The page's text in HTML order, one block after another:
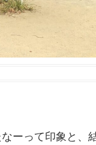
ーって印象と、